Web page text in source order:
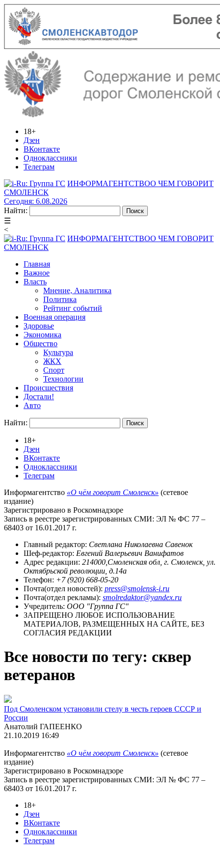
18+
Дзен
ВКонтакте
Одноклассники
Телеграм
ИНФОРМАГЕНТСТВОО ЧЕМ ГОВОРИТ
СМОЛЕНСК
Сегодня: 6.08.2026
Найти:
☰
<
ИНФОРМАГЕНТСТВОО ЧЕМ ГОВОРИТ
СМОЛЕНСК
Главная
Важное
Власть
Мнение, Аналитика
Политика
Рейтинг событий
Военная операция
Здоровье
Экономика
Общество
Культура
ЖКХ
Спорт
Технологии
Происшествия
Достали!
Авто
Найти:
18+
Дзен
ВКонтакте
Одноклассники
Телеграм
Информагентство «О чём говорит Смоленск» (сетевое
издание)
Зарегистрировано в Роскомнадзоре
Запись в реестре зарегистрированных СМИ: ЭЛ № ФС 77 –
68403 от 16.01.2017 г.
Главный редактор: Светлана Николаевна Савенок
Шеф-редактор: Евгений Валерьевич Ванифатов
Адрес редакции: 214000,Смоленская обл, г. Смоленск, ул.
Октябрьской революции, д.14а
Телефон: +7 (920) 668-05-20
Почта(отдел новостей): press@smolensk-i.ru
Почта(отдел рекламы): smolredaktor@yandex.ru
Учредитель: ООО "Группа ГС"
ЗАПРЕЩЕНО ЛЮБОЕ ИСПОЛЬЗОВАНИЕ
МАТЕРИАЛОВ, РАЗМЕЩЕННЫХ НА САЙТЕ, БЕЗ
СОГЛАСИЯ РЕДАКЦИИ
Все новости по тегу: сквер
ветеранов
Под Смоленском установили стелу в честь героев СССР и
России
Анатолий ГАПЕЕНКО
21.10.2019 16:49
Информагентство «О чём говорит Смоленск» (сетевое
издание)
Зарегистрировано в Роскомнадзоре
Запись в реестре зарегистрированных СМИ: ЭЛ № ФС 77 –
68403 от 16.01.2017 г.
18+
Дзен
ВКонтакте
Одноклассники
Телеграм